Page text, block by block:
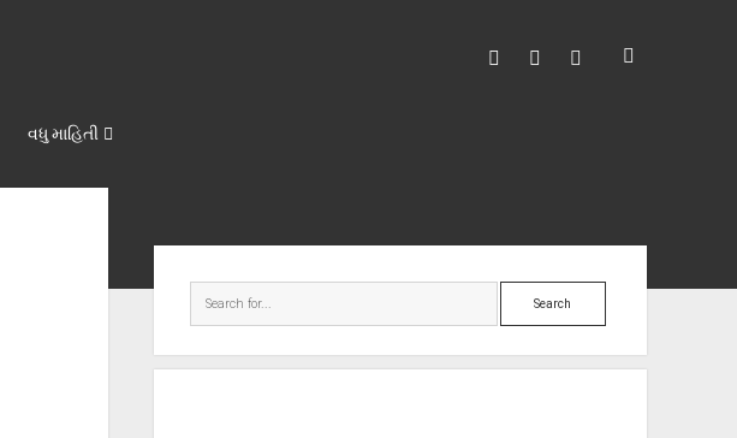
facebook
youtubehello@mitixa.com
વધુ માહિતી
Search